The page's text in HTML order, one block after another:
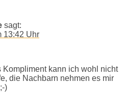
sagt:
13:42 Uhr
Kompliment kann ich wohl nicht
die Nachbarn nehmen es mir
)